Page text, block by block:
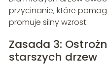
przycinanie, które
promuje silny wzrost.
Zasada 3:
starszych drzew